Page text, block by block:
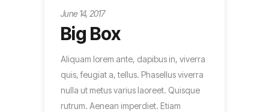
June 14, 2017
Big Box
Aliquam lorem ante, dapibus in, viverra
quis, feugiat a, tellus. Phasellus viverra
nulla ut metus varius laoreet. Quisque
rutrum. Aenean imperdiet. Etiam